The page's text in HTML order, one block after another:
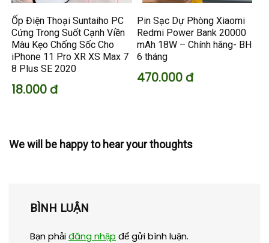
Ốp Điện Thoại Suntaiho PC
Cứng Trong Suốt Cạnh Viền
Màu Kẹo Chống Sốc Cho
iPhone 11 Pro XR XS Max 7
8 Plus SE 2020
18.000 đ
Pin Sạc Dự Phòng Xiaomi
Redmi Power Bank 20000
mAh 18W – Chính hãng- BH
6 tháng
470.000 đ
We will be happy to hear your thoughts
BÌNH LUẬN
Bạn phảiđăng nhập để gửi bình luận.